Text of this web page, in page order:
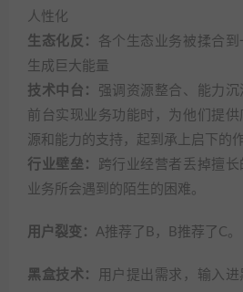
人性化
生态化反： 各个生态业务被揉合到
生成巨大能量
技术中台： 强调资源整合、能力
前台实现业务功能时，为他们提
源和能力的支持，起到承上启下的
行业壁垒： 跨行业经营者丢掉擅
业务所会遇到的陌生的困难。
用户裂变： A推荐了B，B推荐了C。
黑盒技术：
用户提出需求，输入